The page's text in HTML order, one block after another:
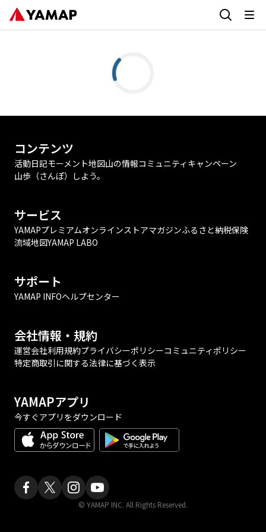
コンテンツ
活動日記モーメント地図山の情報コミュニティ キャンペーン
山歩（さんぽ）しよう。
サービス
YAMAPプレミアムオンラインストアマガジンふるさと納税保険
流域地図YAMAP LABO
サポート
YAMAP INFOヘルプセンター
会社情報・規約
運営会社利用規約プライバシーポリシーコミュニティポリシー
特定商取引に関する法律に基づく表示
YAMAPアプリ
今すぐアプリをダウンロード
© YAMAP INC. All Rights Reserved.